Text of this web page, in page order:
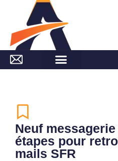
Neuf
étapes pour
mails SFR